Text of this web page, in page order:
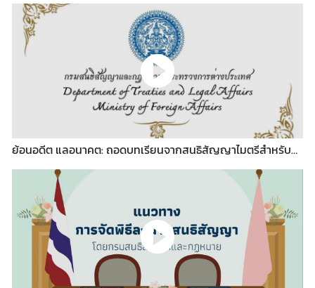
คุ
ณ
ะ
า
ม
โ
ย้อนอดีต แลอนาคต: ถอดบทเรียนจากสนธิสัญญาไมตรีสำหรับ
การต่างประเทศของไทย